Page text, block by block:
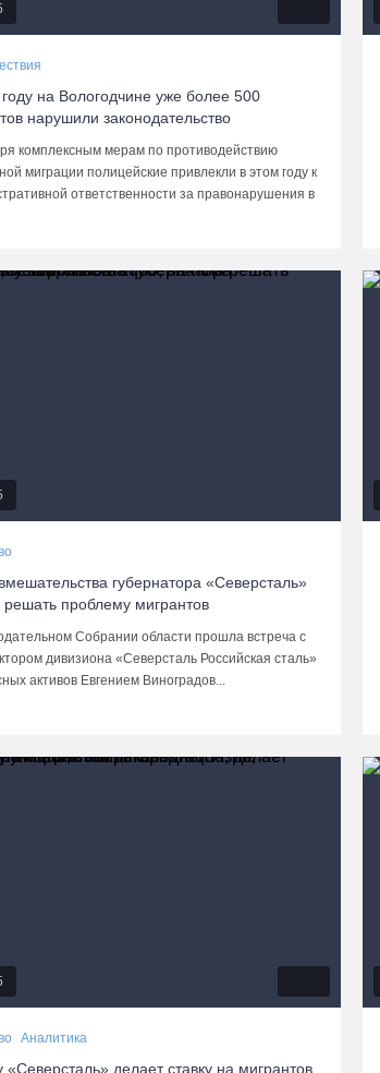
на Вологодчине уже более 500
нарушили законодательство
комплексным мерам по противодействию
миграции полицейские привлекли в этом году к
ответственности за правонарушения в
губернатора «Северсталь»
решать проблему мигрантов
Собрании области прошла встреча с
дивизиона «Северсталь Российская сталь»
активов Евгением Виноградов...
Аналитика
«Северсталь» делает ставку на мигрантов